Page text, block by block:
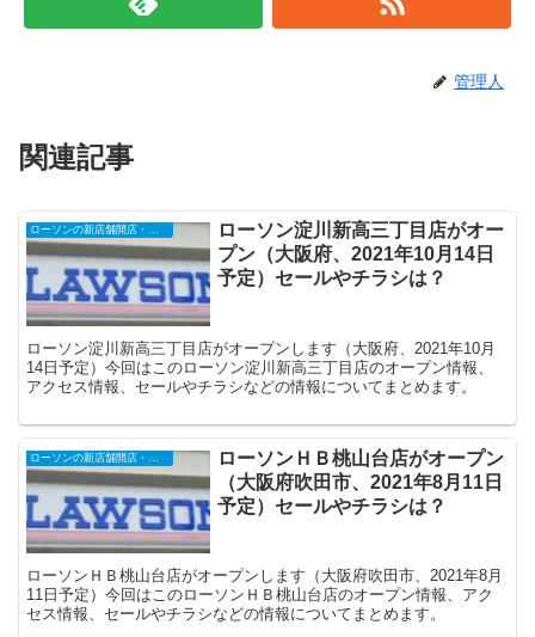
管理人
関連記事
ローソンの新店舗開店・オープンセール
ローソン淀川新高三丁目店がオー
プン（大阪府、2021年10月14日
予定）セールやチラシは？
ローソン淀川新高三丁目店がオープンします（大阪府、2021年10月
14日予定）今回はこのローソン淀川新高三丁目店のオープン情報、
アクセス情報、セールやチラシなどの情報についてまとめます。
ローソンＨＢ桃山台店がオープン
（大阪府吹田市、2021年8月11日
予定）セールやチラシは？
ローソンＨＢ桃山台店がオープンします（大阪府吹田市、2021年8月
11日予定）今回はこのローソンＨＢ桃山台店のオープン情報、アク
セス情報、セールやチラシなどの情報についてまとめます。